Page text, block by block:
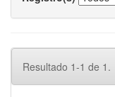
Resultado 1-1 de 1.